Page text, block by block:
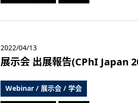
2022/04/13
展示会 出展報告(CPhI Japan
Webinar / 展示会 / 学会